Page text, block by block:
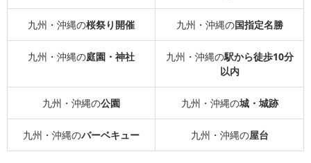
九州・沖縄の桜祭り開催 九州・沖縄の国指定名勝
九州・沖縄の庭園・神社 九州・沖縄の駅から徒歩10分
以内
九州・沖縄の公園 九州・沖縄の城・城跡
九州・沖縄のバーベキュー 九州・沖縄の屋台